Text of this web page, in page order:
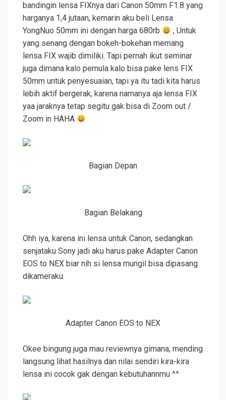
bandingin lensa FIXnya dari Canon 50mm F1.8 yang
harganya 1,4 jutaan, kemarin aku beli Lensa
YongNuo 50mm ini dengan harga 680rb
, Untuk
yang senang dengan bokeh-bokehan memang
lensa FIX wajib dimiliki. Tapi pernah ikut seminar
juga dimana kalo pemula kalo bisa pake lens FIX
50mm untuk penyesuaian, tapi ya itu tadi kita harus
lebih aktif bergerak, karena namanya aja lensa FIX
yaa jaraknya tetap segitu gak bisa di Zoom out /
Zoom in HAHA
Bagian Depan
Bagian Belakang
Ohh iya, karena ini lensa untuk Canon, sedangkan
senjataku Sony jadi aku harus pake Adapter Canon
EOS to NEX biar nih si lensa mungil bisa dipasang
dikameraku.
Adapter Canon EOS to NEX
Okee bingung juga mau reviewnya gimana, mending
langsung lihat hasilnya dan nilai sendiri kira-kira
lensa ini cocok gak dengan kebutuhannmu ^^